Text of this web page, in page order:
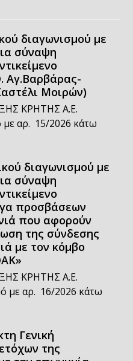
διαγωνισμού με
σύναψη
Αγ.Βαρβάρας-
Μοιρών)
ΚΡΗΤΗΣ Α.Ε.
με αρ. 15/2026 κάτω
διαγωνισμού με
σύναψη
προσβάσεων
που αφορούν
της σύνδεσης
με τον κόμβο
ΚΡΗΤΗΣ Α.Ε.
με αρ. 16/2026 κάτω
Γενική
της